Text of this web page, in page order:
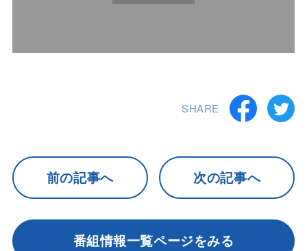
SHARE
前の記事へ 次の記事へ
番組情報一覧ページをみる